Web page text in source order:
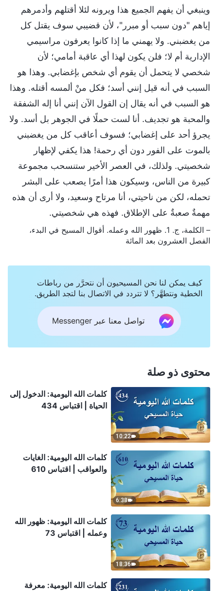
وينبغي أن يفهم الجميع هذا ويرونه لئلا أقتلهم وأدمرهم
إياهم "دون سبب أو مبرر"، لأن قضيبي سوف يقتل كل
من يغضبني. ولا يهمني ما إذا كانوا يعرفون مراسيمي
الإدارية أم لا؛ فلن يكون لهذا أي عاقبة أمامي؛ لأن
شخصي لا يتحمل أن يقوم أي شخص بإغضابي. وهذا هو
السبب في أنه قيل إنني أسد؛ فكل منْ ألمسه أقتله. وهذا
هو السبب في أنه يقال إن القول الآن إنني أنا إله الشفقة
والمحبة هو تجديف. أنا لست حملًا في الجوهر بل أسد. ولا
يجرؤ أحد على إغضابي؛ فسوف أعاقب كل من يغضبني
بالموت على الفور دون أي رحمة! هذا يكفي لإظهار
شخصيتي. ولذلك، في العصر الأخير ستنسحب مجموعة
كبيرة من الناس، وسيكون هذا أمرًا يصعب على البشر
تحمله، لكن من ناحيتي، أنا مرتاح وسعيد، ولا أرى أن هذه
مهمةٌ صعبةٌ على الإطلاق. فهذه هي شخصيتي.
– الكلمة، ج. 1. ظهور الله وعمله. أقوال المسيح في البدء،
الفصل العشرون بعد المائة
كيف يمكن لنا نحن المسيحيون أن نتحرَّر من رباطات
الخطية ونتطهَّر؟ لا تتردد في الاتصال بنا لتجد الطريق.
تواصل معنا عبر Messenger
محتوى ذو صلة
10:22
كلمات الله اليومية: الدخول إلى
الحياة | اقتباس 434
6:38
كلمات الله اليومية: الغايات
والعواقب | اقتباس 610
18:36
كلمات الله اليومية: ظهور الله
وعمله | اقتباس 73
كلمات الله اليومية: معرفة